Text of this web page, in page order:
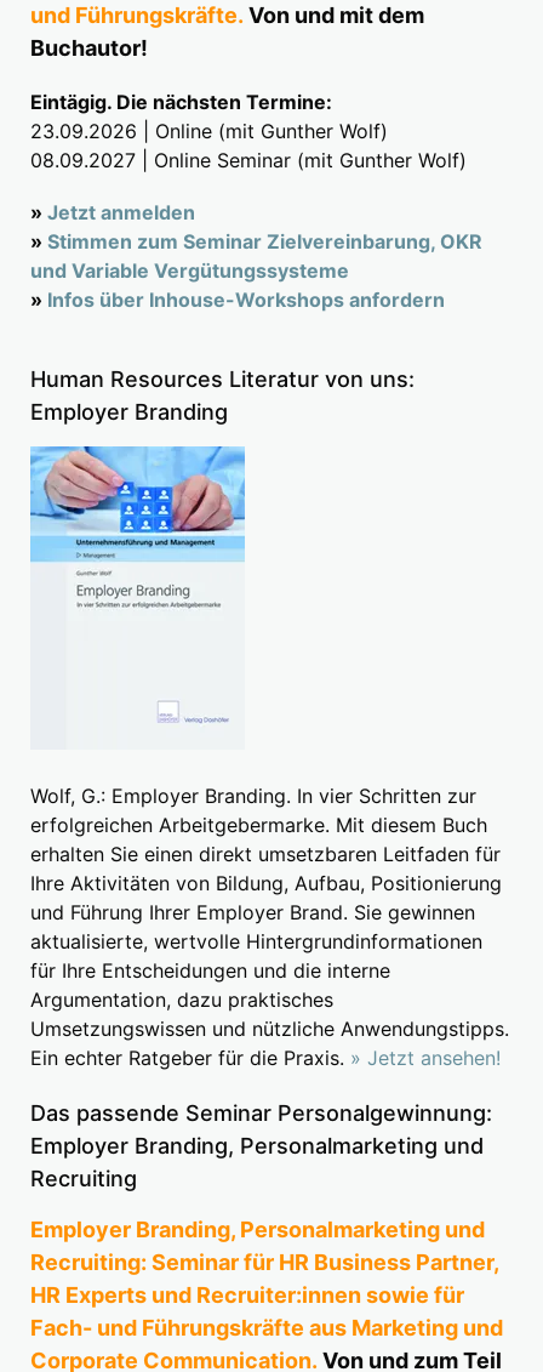
und Führungskräfte. Von und mit dem
Buchautor!
Eintägig. Die nächsten Termine:
23.09.2026 | Online (mit Gunther Wolf)
08.09.2027 | Online Seminar (mit Gunther Wolf)
» Jetzt anmelden
» Stimmen zum Seminar Zielvereinbarung, OKR
und Variable Vergütungssysteme
» Infos über Inhouse-Workshops anfordern
Human Resources Literatur von uns:
Employer Branding
Wolf, G.: Employer Branding. In vier Schritten zur
erfolgreichen Arbeitgebermarke. Mit diesem Buch
erhalten Sie einen direkt umsetzbaren Leitfaden für
Ihre Aktivitäten von Bildung, Aufbau, Positionierung
und Führung Ihrer Employer Brand. Sie gewinnen
aktualisierte, wertvolle Hintergrundinformationen
für Ihre Entscheidungen und die interne
Argumentation, dazu praktisches
Umsetzungswissen und nützliche Anwendungstipps.
Ein echter Ratgeber für die Praxis. » Jetzt ansehen!
Das passende Seminar Personalgewinnung:
Employer Branding, Personalmarketing und
Recruiting
Employer Branding, Personalmarketing und
Recruiting: Seminar für HR Business Partner,
HR Experts und Recruiter:innen sowie für
Fach- und Führungskräfte aus Marketing und
Corporate Communication. Von und zum Teil